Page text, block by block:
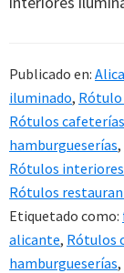
Publicado en:
iluminado,
Rótulos cafeterías
hamburgueserías,
Rótulos interiores
Rótulos
Etiquetado como:
alicante, Rótulos
hamburgueserías,